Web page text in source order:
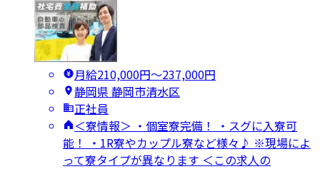
月給210,000円〜237,000円
静岡県 静岡市清水区
正社員
＜寮情報＞ ・個室寮完備！ ・スグに入寮可
能！ ・1R寮やカップル寮など様々♪ ※現場によ
って寮タイプが異なります ＜この求人の